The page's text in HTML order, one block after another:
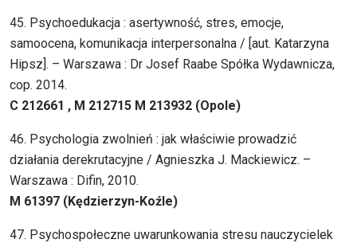
45. Psychoedukacja : asertywność, stres, emocje,
samoocena, komunikacja interpersonalna / [aut. Katarzyna
Hipsz]. – Warszawa : Dr Josef Raabe Spółka Wydawnicza,
cop. 2014.
C 212661 , M 212715 M 213932 (Opole)
46. Psychologia zwolnień : jak właściwie prowadzić
działania derekrutacyjne / Agnieszka J. Mackiewicz. –
Warszawa : Difin, 2010.
M 61397 (Kędzierzyn-Koźle)
47. Psychospołeczne uwarunkowania stresu nauczycielek